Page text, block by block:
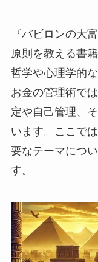
『バビロンの大
原則を教える書
哲学や心理学的
お金の管理術で
定や自己管理、
います。ここで
要なテーマにつ
す。